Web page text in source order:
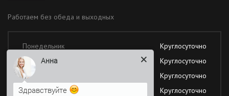
Работаем без обеда и выходных
Понедельник
Круглосуточно
Вторник
Круглосуточно
Среда
Круглосуточно
Четверг
Круглосуточно
Анна
Здравствуйте